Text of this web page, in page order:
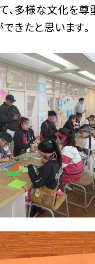
、多様な文化を尊
きたと思います。